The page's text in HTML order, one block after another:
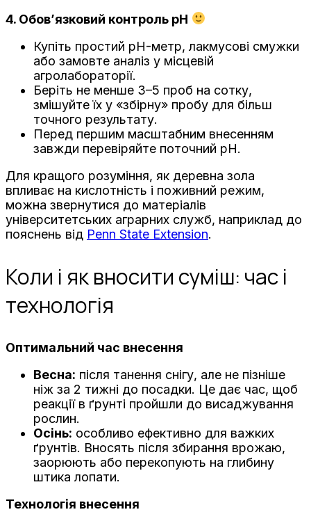
4. Обов’язковий контроль pH
Купіть простий pH-метр, лакмусові смужки
або замовте аналіз у місцевій
агролабораторії.
Беріть не менше 3–5 проб на сотку,
змішуйте їх у «збірну» пробу для більш
точного результату.
Перед першим масштабним внесенням
завжди перевіряйте поточний pH.
Для кращого розуміння, як деревна зола
впливає на кислотність і поживний режим,
можна звернутися до матеріалів
університетських аграрних служб, наприклад до
пояснень від Penn State Extension.
Коли і як вносити суміш: час і
технологія
Оптимальний час внесення
Весна: після танення снігу, але не пізніше
ніж за 2 тижні до посадки. Це дає час, щоб
реакції в ґрунті пройшли до висаджування
рослин.
Осінь: особливо ефективно для важких
ґрунтів. Вносять після збирання врожаю,
заорюють або перекопують на глибину
штика лопати.
Технологія внесення